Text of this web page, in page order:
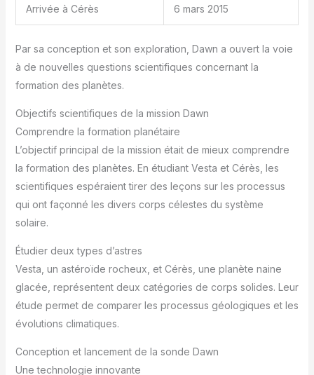
Arrivée à Cérès 6 mars 2015
Par sa conception et son exploration, Dawn a ouvert la voie
à de nouvelles questions scientifiques concernant la
formation des planètes.
Objectifs scientifiques de la mission Dawn
Comprendre la formation planétaire
L’objectif principal de la mission était de mieux comprendre
la formation des planètes. En étudiant Vesta et Cérès, les
scientifiques espéraient tirer des leçons sur les processus
qui ont façonné les divers corps célestes du système
solaire.
Étudier deux types d’astres
Vesta, un astéroïde rocheux, et Cérès, une planète naine
glacée, représentent deux catégories de corps solides. Leur
étude permet de comparer les processus géologiques et les
évolutions climatiques.
Conception et lancement de la sonde Dawn
Une technologie innovante